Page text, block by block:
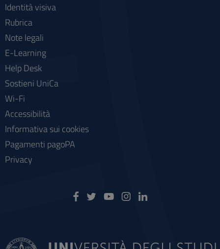
Identità visiva
Rubrica
Note legali
E-Learning
Help Desk
Sostieni UniCa
Wi-Fi
Accessibilità
Informativa sui cookies
Pagamenti pagoPA
Privacy